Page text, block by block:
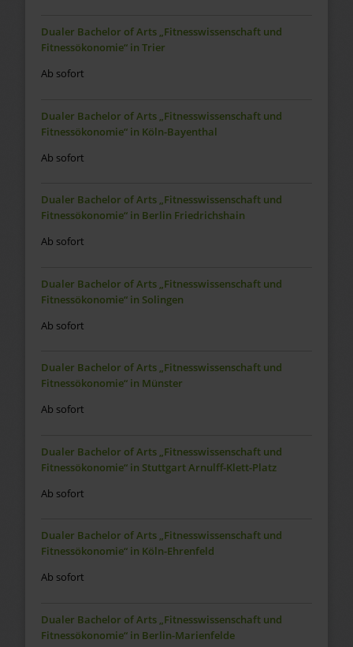
Dualer Bachelor of Arts „Fitnesswissenschaft und
Fitnessökonomie“ in Trier
Ab sofort
Dualer Bachelor of Arts „Fitnesswissenschaft und
Fitnessökonomie“ in Köln-Bayenthal
Ab sofort
Dualer Bachelor of Arts „Fitnesswissenschaft und
Fitnessökonomie“ in Berlin Friedrichshain
Ab sofort
Dualer Bachelor of Arts „Fitnesswissenschaft und
Fitnessökonomie“ in Solingen
Ab sofort
Dualer Bachelor of Arts „Fitnesswissenschaft und
Fitnessökonomie“ in Münster
Ab sofort
Dualer Bachelor of Arts „Fitnesswissenschaft und
Fitnessökonomie“ in Stuttgart Arnulff-Klett-Platz
Ab sofort
Dualer Bachelor of Arts „Fitnesswissenschaft und
Fitnessökonomie“ in Köln-Ehrenfeld
Ab sofort
Dualer Bachelor of Arts „Fitnesswissenschaft und
Fitnessökonomie“ in Berlin-Marienfelde